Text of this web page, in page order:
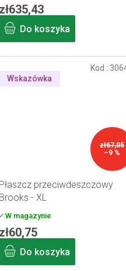
zł635,43
Do koszyka
Wskazówka
zł67,05
–9 %
Płaszcz przeciwdeszczowy
Brooks - XL
W magazynie
zł60,75
Do koszyka
Kod :